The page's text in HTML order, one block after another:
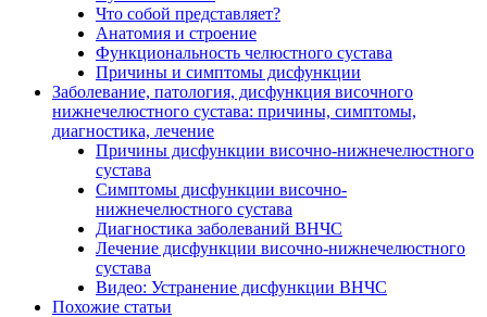
Что собой представляет?
Анатомия и строение
Функциональность челюстного сустава
Причины и симптомы дисфункции
Заболевание, патология, дисфункция височного
нижнечелюстного сустава: причины, симптомы,
диагностика, лечение
Причины дисфункции височно-нижнечелюстного
сустава
Симптомы дисфункции височно-
нижнечелюстного сустава
Диагностика заболеваний ВНЧС
Лечение дисфункции височно-нижнечелюстного
сустава
Видео: Устранение дисфункции ВНЧС
Похожие статьи